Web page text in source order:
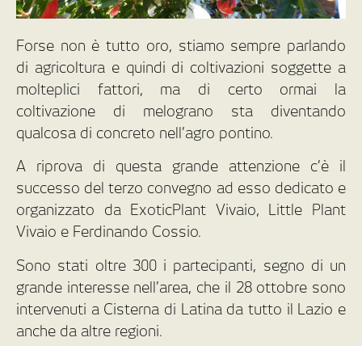
Forse non è tutto oro, stiamo sempre parlando
di agricoltura e quindi di coltivazioni soggette a
molteplici fattori, ma di certo ormai la
coltivazione di melograno sta diventando
qualcosa di concreto nell’agro pontino.
A riprova di questa grande attenzione c’è il
successo del terzo convegno ad esso dedicato e
organizzato da ExoticPlant Vivaio, Little Plant
Vivaio e Ferdinando Cossio.
Sono stati oltre 300 i partecipanti, segno di un
grande interesse nell’area, che il 28 ottobre sono
intervenuti a Cisterna di Latina da tutto il Lazio e
anche da altre regioni.